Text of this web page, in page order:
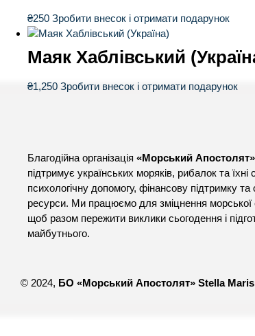
₴250 Зробити внесок і отримати подарунок
Маяк Хаблівський
₴1,250 Зробити внесок і отримати подарунок
Благодійна організація «Морський
підтримує українських моряків, рибалок та їхні
психологічну допомогу, фінансову підтримку та
ресурси. Ми працюємо для зміцнення морської
щоб разом пережити виклики сьогодення і
майбутнього.
© 2024, БО «Морський Апостолят» Stella Maris